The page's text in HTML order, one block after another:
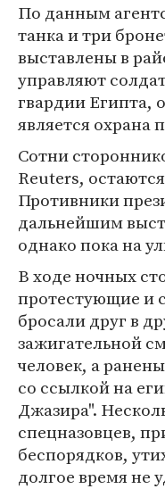
По данным
танка и три
выставлены в
управляют
гвардии Египта,
является охрана
Сотни
Reuters,
Противники
дальнейшим
однако пока на
В ходе ночных
протестующие и
бросали друг в
зажигательной
человек, а
со ссылкой на
Джазира".
спецназовцев,
беспорядков,
долгое время не